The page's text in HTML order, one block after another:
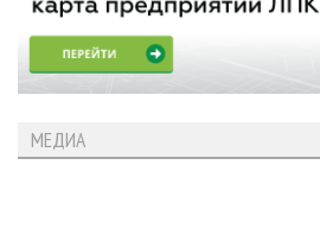
МЕДИА